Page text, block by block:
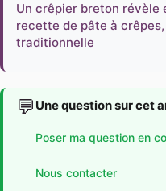
Un crêpier breton révèle
recette de pâte à
traditionnelle
💬 Une question sur cet
Poser ma question en
Nous contacter